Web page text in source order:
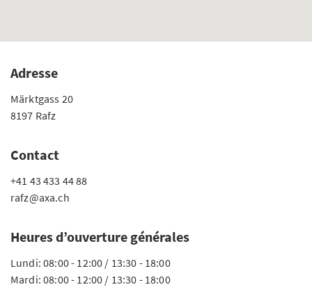
Adresse
Märktgass 20
8197 Rafz
Contact
+41 43 433 44 88
rafz@axa.ch
Heures d’ouverture générales
Lundi: 08:00 - 12:00 / 13:30 - 18:00
Mardi: 08:00 - 12:00 / 13:30 - 18:00